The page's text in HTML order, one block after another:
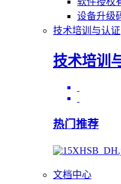
设备升级
技术培训与认证
技术培训
热门推荐
文档中心